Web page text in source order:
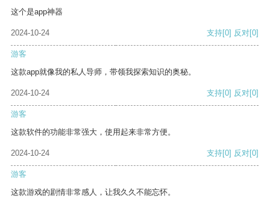
这个是app神器
2024-10-24 支持[0] 反对[0]
游客
这款app就像我的私人导师，带领我探索知识的奥秘。
2024-10-24 支持[0] 反对[0]
游客
这款软件的功能非常强大，使用起来非常方便。
2024-10-24 支持[0] 反对[0]
游客
这款游戏的剧情非常感人，让我久久不能忘怀。